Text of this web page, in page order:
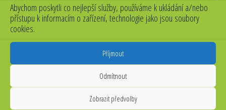
Abychom poskytli co nejlepší služby, používáme k ukládání a/nebo
přístupu k informacím o zařízení, technologie jako jsou soubory
cookies.
Příjmout
Odmítnout
Zobrazit předvolby